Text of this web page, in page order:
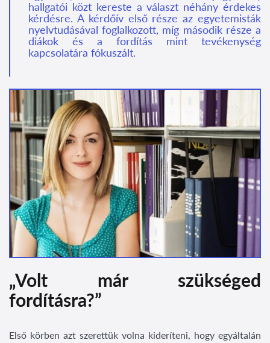
hallgatói közt kereste a választ néhány érdekes
kérdésre. A kérdőív első részeaz egyetemisták
nyelvtudásával foglalkozott, míg második része a
diákok és a fordítás mint tevékenység
kapcsolatára fókuszált.
„Volt már szükséged
fordításra?”
Első körben azt szerettük volna kideríteni, hogy egyáltalán